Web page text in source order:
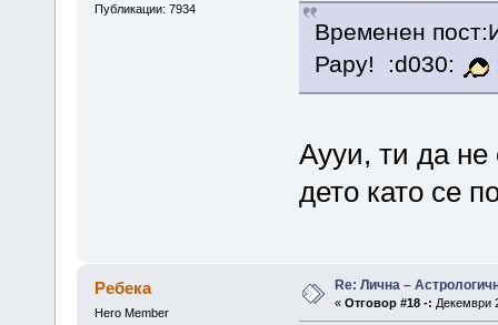
Публикации: 7934
Временен
Рару! :d030:
Аууи, ти да не
дето като се
Ребека
Hero Member
Re: Лична –
« Отговор #18 -: Декември